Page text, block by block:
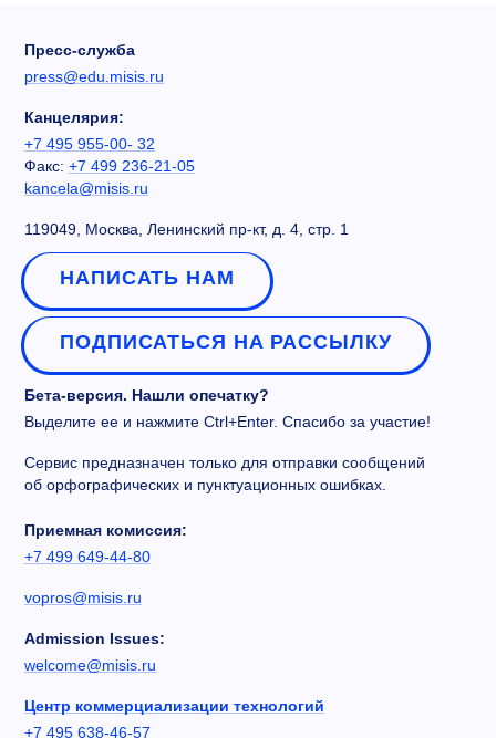
Пресс-служба
press@edu.misis.ru
Канцелярия:
+7 495 955-00- 32
Факс: +7 499 236-21-05
kancela@misis.ru
119049, Москва, Ленинский пр-кт, д. 4, стр. 1
НАПИСАТЬ НАМ
ПОДПИСАТЬСЯ НА РАССЫЛКУ
Бета-версия. Нашли опечатку?
Выделите ее и нажмите Ctrl+Enter. Спасибо за участие!
Сервис предназначен только для отправки сообщений
об орфографических и пунктуационных ошибках.
Приемная комиссия:
+7 499 649-44-80
vopros@misis.ru
Admission Issues:
welcome@misis.ru
Центр коммерциализации технологий
+7 495 638-46-57